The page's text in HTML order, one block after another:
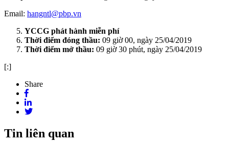
Email: hangntl@pbp.vn
YCCG phát hành miễn phí
Thời điểm đóng thầu: 09 giờ 00, ngày 25/04/2019
Thời điểm mở thầu: 09 giờ 30 phút, ngày 25/04/2019
[:]
Share
Tin liên quan